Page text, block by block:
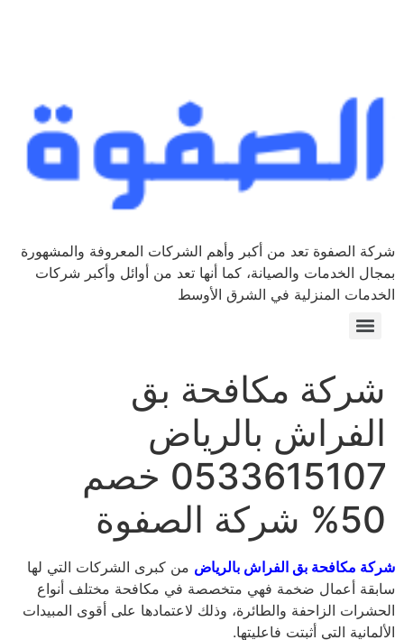
الصفوة تعد من أكبر وأهم الشركات المعروفة والمشهورة
الخدمات والصيانة، كما أنها تعد من أوائل وأكبر شركات
المنزلية في الشرق الأوسط
مكافحة بق
بالرياض
0533615107 خصم
الصفوة
مكافحة بق الفراش بالرياض من كبرى الشركات التي لها
أعمال ضخمة فهي متخصصة في مكافحة مختلف أنواع
الزاحفة والطائرة، وذلك لاعتمادها على أقوى المبيدات
التي أثبتت فاعليتها.